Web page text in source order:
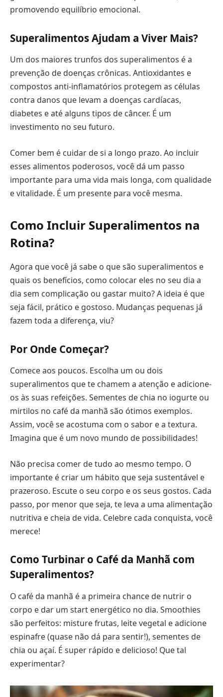
promovendo equilíbrio emocional.
Superalimentos Ajudam a Viver Mais?
Um dos maiores trunfos dos superalimentos é a
prevenção de doenças crônicas. Antioxidantes e
compostos anti-inflamatórios protegem as células
contra danos que levam a doenças cardíacas,
diabetes e até alguns tipos de câncer. É um
investimento no seu futuro.
Comer bem é cuidar de si a longo prazo. Ao incluir
esses alimentos poderosos, você dá um passo
importante para uma vida mais longa, com qualidade
e vitalidade. É um presente para você mesma.
Como Incluir Superalimentos na
Rotina?
Agora que você já sabe o que são superalimentos e
quais os benefícios, como colocar eles no seu dia a
dia sem complicação ou gastar muito? A ideia é que
seja fácil, prático e gostoso. Mudanças pequenas já
fazem toda a diferença, viu?
Por Onde Começar?
Comece aos poucos. Escolha um ou dois
superalimentos que te chamem a atenção e adicione-
os às suas refeições. Sementes de chia no iogurte ou
mirtilos no café da manhã são ótimos exemplos.
Assim, você se acostuma com o sabor e a textura.
Imagina que é um novo mundo de possibilidades!
Não precisa comer de tudo ao mesmo tempo. O
importante é criar um hábito que seja sustentável e
prazeroso. Escute o seu corpo e os seus gostos. Cada
passo, por menor que seja, te leva a uma alimentação
nutritiva e cheia de vida. Celebre cada conquista, você
merece!
Como Turbinar o Café da Manhã com
Superalimentos?
O café da manhã é a primeira chance de nutrir o
corpo e dar um start energético no dia. Smoothies
são perfeitos: misture frutas, leite vegetal e adicione
espinafre (quase não dá para sentir!), sementes de
chia ou açaí. É super rápido e delicioso! Que tal
experimentar?